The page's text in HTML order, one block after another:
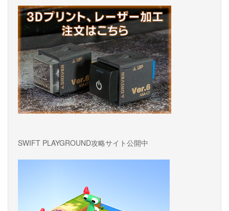
SWIFT PLAYGROUND攻略サイト公開中